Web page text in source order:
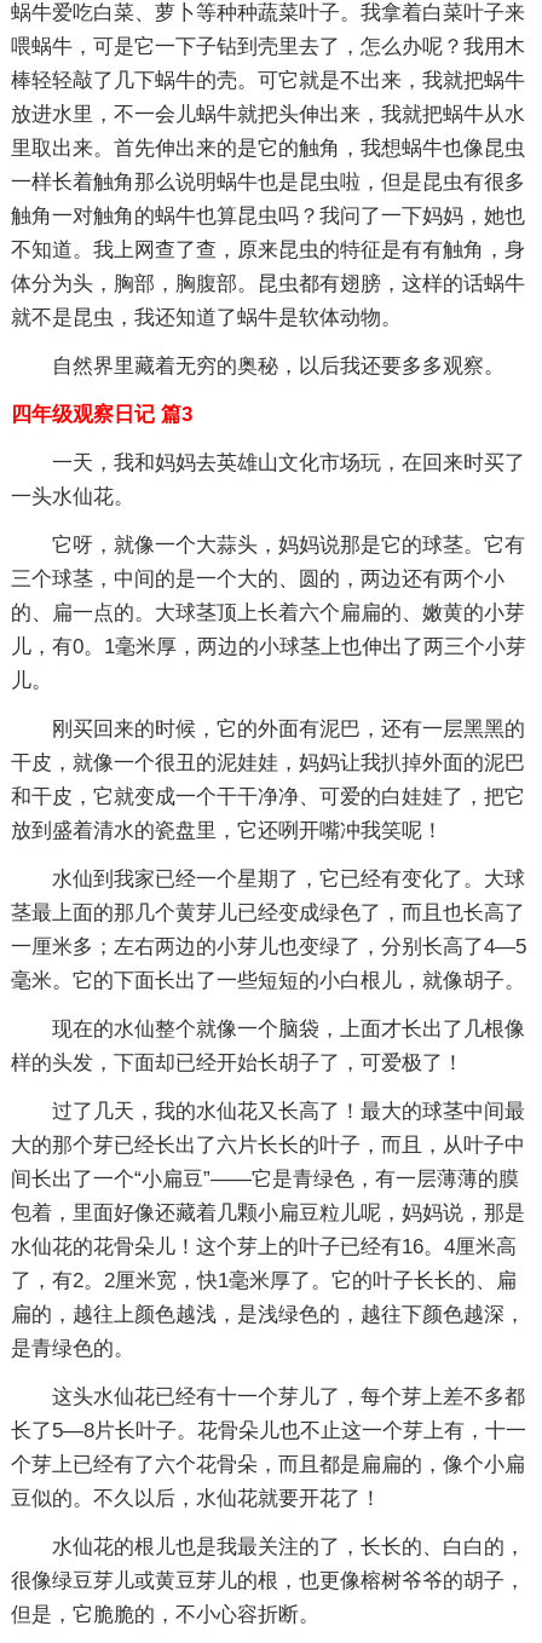
蜗牛爱吃白菜、萝卜等种种蔬菜叶子。我拿着白菜叶子来
喂蜗牛，可是它一下子钻到壳里去了，怎么办呢？我用木
棒轻轻敲了几下蜗牛的壳。可它就是不出来，我就把蜗牛
放进水里，不一会儿蜗牛就把头伸出来，我就把蜗牛从水
里取出来。首先伸出来的是它的触角，我想蜗牛也像昆虫
一样长着触角那么说明蜗牛也是昆虫啦，但是昆虫有很多
触角一对触角的蜗牛也算昆虫吗？我问了一下妈妈，她也
不知道。我上网查了查，原来昆虫的特征是有有触角，身
体分为头，胸部，胸腹部。昆虫都有翅膀，这样的话蜗牛
就不是昆虫，我还知道了蜗牛是软体动物。
自然界里藏着无穷的奥秘，以后我还要多多观察。
四年级观察日记 篇3
一天，我和妈妈去英雄山文化市场玩，在回来时买了
一头水仙花。
它呀，就像一个大蒜头，妈妈说那是它的球茎。它有
三个球茎，中间的是一个大的、圆的，两边还有两个小
的、扁一点的。大球茎顶上长着六个扁扁的、嫩黄的小芽
儿，有0。1毫米厚，两边的小球茎上也伸出了两三个小芽
儿。
刚买回来的时候，它的外面有泥巴，还有一层黑黑的
干皮，就像一个很丑的泥娃娃，妈妈让我扒掉外面的泥巴
和干皮，它就变成一个干干净净、可爱的白娃娃了，把它
放到盛着清水的瓷盘里，它还咧开嘴冲我笑呢！
水仙到我家已经一个星期了，它已经有变化了。大球
茎最上面的那几个黄芽儿已经变成绿色了，而且也长高了
一厘米多；左右两边的小芽儿也变绿了，分别长高了4—5
毫米。它的下面长出了一些短短的小白根儿，就像胡子。
现在的水仙整个就像一个脑袋，上面才长出了几根像
样的头发，下面却已经开始长胡子了，可爱极了！
过了几天，我的水仙花又长高了！最大的球茎中间最
大的那个芽已经长出了六片长长的叶子，而且，从叶子中
间长出了一个“小扁豆”——它是青绿色，有一层薄薄的膜
包着，里面好像还藏着几颗小扁豆粒儿呢，妈妈说，那是
水仙花的花骨朵儿！这个芽上的叶子已经有16。4厘米高
了，有2。2厘米宽，快1毫米厚了。它的叶子长长的、扁
扁的，越往上颜色越浅，是浅绿色的，越往下颜色越深，
是青绿色的。
这头水仙花已经有十一个芽儿了，每个芽上差不多都
长了5—8片长叶子。花骨朵儿也不止这一个芽上有，十一
个芽上已经有了六个花骨朵，而且都是扁扁的，像个小扁
豆似的。不久以后，水仙花就要开花了！
水仙花的根儿也是我最关注的了，长长的、白白的，
很像绿豆芽儿或黄豆芽儿的根，也更像榕树爷爷的胡子，
但是，它脆脆的，不小心容折断。